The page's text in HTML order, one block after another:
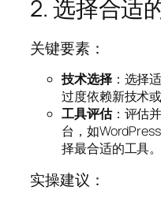
2. 选择合适
关键要素：
技术选择：选择
过度依赖新技术或
工具评估：评估
台，如
择最合适的工具。
实操建议：